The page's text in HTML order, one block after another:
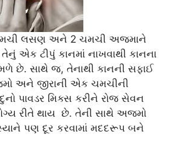
લસણ અને 2 ચમચી અજમાને
તેનું એક ટીપું કાનમાં નાખવાથી કાનના
છે. સાથે જ, તેનાથી કાનની સફાઈ
અને જીરાની એક ચમચીની
પાવડર મિક્સ કરીને રોજ સેવન
રીતે થાય છે. તેની સાથે અજમો
પણ દૂર કરવામાં મદદરૂપ બને